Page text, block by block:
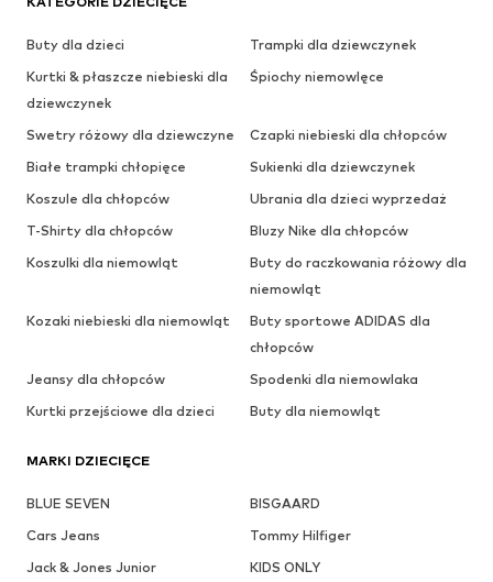
Buty dla dzieci
Trampki dla dziewczynek
Kurtki & płaszcze niebieski dla
dziewczynek
Śpiochy niemowlęce
Swetry różowy dla dziewczyne
Czapki niebieski dla chłopców
Białe trampki chłopięce
Sukienki dla dziewczynek
Koszule dla chłopców
Ubrania dla dzieci wyprzedaż
T-Shirty dla chłopców
Bluzy Nike dla chłopców
Koszulki dla niemowląt
Buty do raczkowania różowy dla
niemowląt
Kozaki niebieski dla niemowląt
Buty sportowe ADIDAS dla
chłopców
Jeansy dla chłopców
Spodenki dla niemowlaka
Kurtki przejściowe dla dzieci
Buty dla niemowląt
MARKI DZIECIĘCE
BLUE SEVEN
BISGAARD
Cars Jeans
Tommy Hilfiger
Jack & Jones Junior
KIDS ONLY